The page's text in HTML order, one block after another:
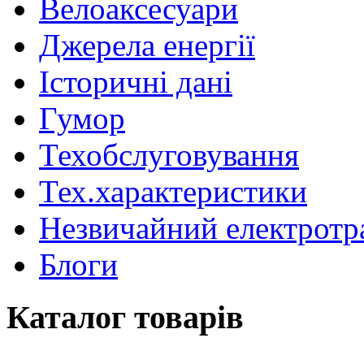
Велоаксесуари
Джерела енергії
Історичні дані
Гумор
Техобслуговування
Тех.характеристики
Незвичайний
Блоги
Каталог товарів